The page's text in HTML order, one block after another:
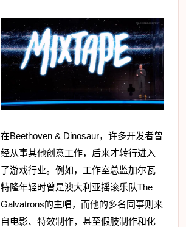
在Beethoven & Dinosaur，许多开发者曾
经从事其他创意工作，后来才转行进入
了游戏行业。例如，工作室总监加尔瓦
特隆年轻时曾是澳大利亚摇滚乐队The
Galvatrons的主唱，而他的多名同事则来
自电影、特效制作，甚至假肢制作和化